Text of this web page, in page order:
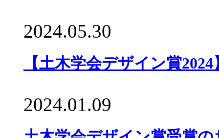
2024.05.30
【土木学会デザイン賞
2024.01.09